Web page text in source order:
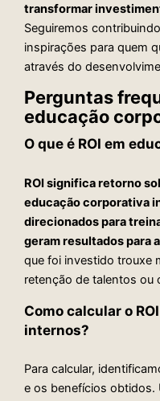
transformar
Seguiremos
inspirações para quem
através do
Perguntas
educação
O que é ROI em
ROI significa retorno
educação corporativa
direcionados para
geram resultados para
que foi investido trouxe
retenção de talentos ou
Como calcular o
internos?
Para calcular,
e os benefícios obtidos.